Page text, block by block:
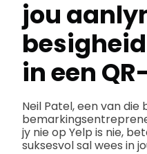
jou
in een
Neil Patel, een van
jy nie op Yelp is nie,
suksesvol sal wees in